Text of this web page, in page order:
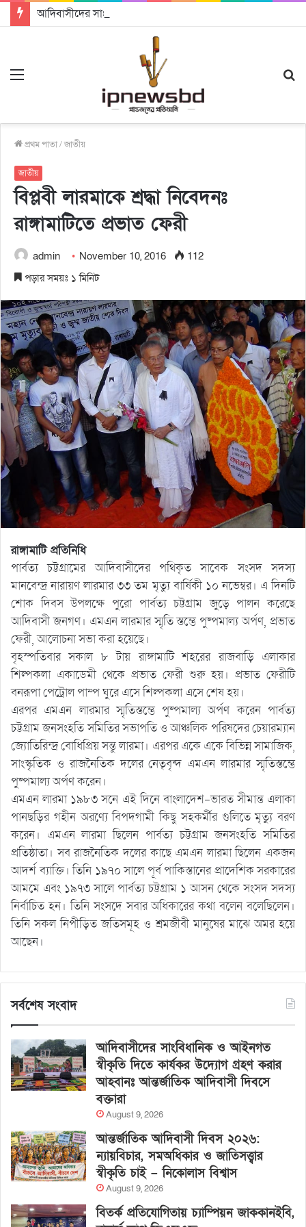
প্রথম পাতা/জাতীয়
জাতীয়
বিপ্লবী লারমাকে শ্রদ্ধা নিবেদনঃ
রাঙ্গামাটিতে প্রভাত ফেরী
admin November 10, 2016
112
পড়ার সময়ঃ ১ মিনিট
রাঙ্গামাটি প্রতিনিধি
পার্বত্য চট্টগ্রামের আদিবাসীদের পথিকৃত সাবেক সংসদ সদস্য
মানবেন্দ্র নারায়ণ লারমার ৩৩ তম মৃত্যু বার্ষিকী ১০ নভেম্বর। এ দিনটি
শোক দিবস উপলক্ষে পুরো পার্বত্য চট্টগ্রাম জুড়ে পালন করেছে
আদিবাসী জনগণ। এমএন লারমার স্মৃতি স্তম্ভে পুষ্পমাল্য অর্পণ, প্রভাত
ফেরী, আলোচনা সভা করা হয়েছে।
বৃহস্পতিবার সকাল ৮ টায় রাঙ্গামাটি শহরের রাজবাড়ি এলাকার
শিল্পকলা একাডেমী থেকে প্রভাত ফেরী শুরু হয়। প্রভাত ফেরীটি
বনরূপা পেট্রোল পাম্প ঘুরে এসে শিল্পকলা এসে শেষ হয়।
এরপর এমএন লারমার স্মৃতিস্তম্ভে পুষ্পমাল্য অর্পণ করেন পার্বত্য
চট্টগ্রাম জনসংহতি সমিতির সভাপতি ও আঞ্চলিক পরিষদের চেয়ারম্যান
জ্যোতিরিন্দ্র বোধিপ্রিয় সন্তু লারমা। এরপর একে একে বিভিন্ন সামাজিক,
সাংস্কৃতিক ও রাজনৈতিক দলের নেতৃবৃন্দ এমএন লারমার স্মৃতিস্তম্ভে
পুষ্পমাল্য অর্পণ করেন।
এমএন লারমা ১৯৮৩ সনে এই দিনে বাংলাদেশ-ভারত সীমান্ত এলাকা
পানছড়ির গহীন অরণ্যে বিপদগামী কিছু সহকর্মীর গুলিতে মৃত্যু বরণ
করেন। এমএন লারমা ছিলেন পার্বত্য চট্টগ্রাম জনসংহতি সমিতির
প্রতিষ্ঠাতা। সব রাজনৈতিক দলের কাছে এমএন লারমা ছিলেন একজন
আদর্শ ব্যাক্তি। তিনি ১৯৭০ সালে পূর্ব পাকিস্তানের প্রাদেশিক সরকারের
আমমে এবং ১৯৭৩ সালে পার্বত্য চট্টগ্রাম ১ আসন থেকে সংসদ সদস্য
নির্বাচিত হন। তিনি সংসদে সবার অধিকারের কথা বলেন বলেছিলেন।
তিনি সকল নিপীড়িত জতিসমূহ ও শ্রমজীবী মানুষের মাঝে অমর হয়ে
আছেন।
সর্বশেষ সংবাদ
আদিবাসীদের সাংবিধানিক ও আইনগত
স্বীকৃতি দিতে কার্যকর উদ্যোগ গ্রহণ করার
আহবানঃ আন্তর্জাতিক আদিবাসী দিবসে
বক্তারা
August 9, 2026
আন্তর্জাতিক আদিবাসী দিবস ২০২৬:
ন্যায়বিচার, সমঅধিকার ও জাতিসত্ত্বার
স্বীকৃতি চাই – নিকোলাস বিশ্বাস
August 9, 2026
বিতর্ক প্রতিযোগিতায় চ্যাম্পিয়ন জাককানইবি,